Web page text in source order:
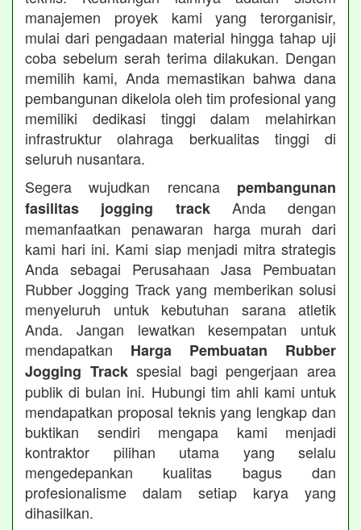
manajemen proyek kami yang terorganisir,
mulai dari pengadaan material hingga tahap uji
coba sebelum serah terima dilakukan. Dengan
memilih kami, Anda memastikan bahwa dana
pembangunan dikelola oleh tim profesional yang
memiliki dedikasi tinggi dalam melahirkan
infrastruktur olahraga berkualitas tinggi di
seluruh nusantara.
Segera wujudkan rencana pembangunan
fasilitas jogging trackAnda dengan
memanfaatkan penawaran harga murah dari
kami hari ini. Kami siap menjadi mitra strategis
Anda sebagai Perusahaan Jasa Pembuatan
Rubber Jogging Track yang memberikan solusi
menyeluruh untuk kebutuhan sarana atletik
Anda. Jangan lewatkan kesempatan untuk
mendapatkan Harga Pembuatan Rubber
Jogging Trackspesial bagi pengerjaan area
publik di bulan ini. Hubungi tim ahli kami untuk
mendapatkan proposal teknis yang lengkap dan
buktikan sendiri mengapa kami menjadi
kontraktor pilihan utama yang selalu
mengedepankan kualitas bagus dan
profesionalisme dalam setiap karya yang
dihasilkan.